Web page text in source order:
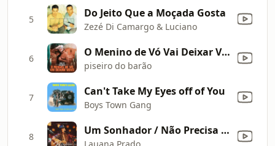
5 Do Jeito Que a Moçada Gosta
Zezé Di Camargo & Luciano
6 O Menino de Vó Vai Deixar Vovó (feat. Mãe Ninha de oyá)
piseiro do barão
7 Can't Take My Eyes off of You
Boys Town Gang
8 Um Sonhador / Não Precisa / Não Aprendi A Dizer Adeus (Ao Vivo)
Lauana Prado